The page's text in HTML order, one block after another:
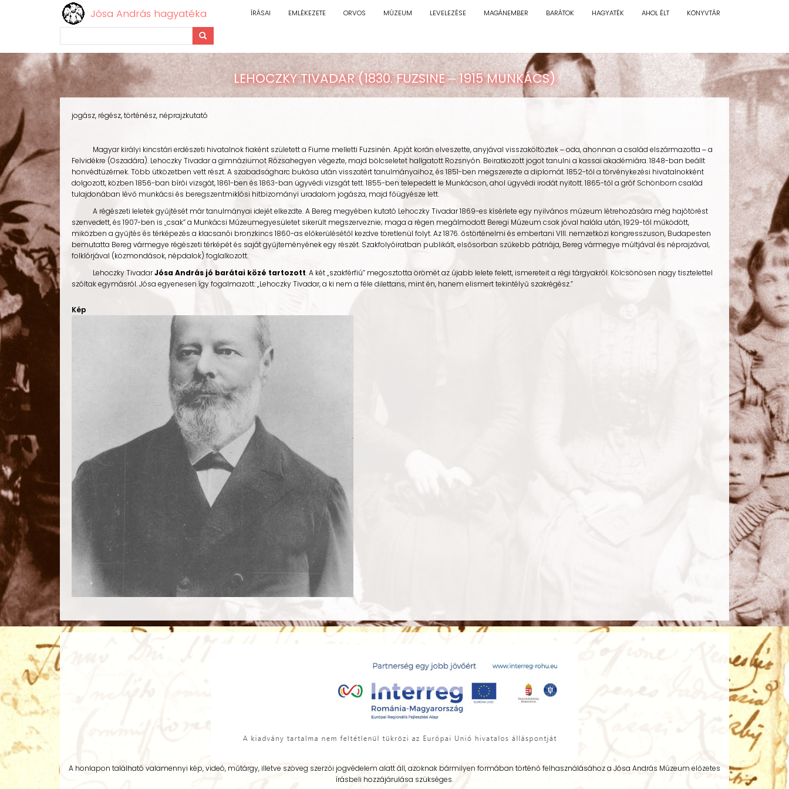
tartalomra
Jósa András hagyatéka ÍRÁSAI EMLÉKEZETE ORVOS MÚZEUM LEVELEZÉSE MAGÁNEMBER BARÁTOK HAGYATÉK AHOL ÉLT KÖNYVTÁR
LEHOCZKY TIVADAR (1830. FUZSINE ‒ 1915 MUNKÁCS)
jogász, régész, történész, néprajzkutató
Magyar királyi kincstári erdészeti hivatalnok fiaként született a Fiume melletti Fuzsinén. Apját korán elveszette, anyjával visszaköltöztek ‒ oda, ahonnan a család elszármazotta ‒ a
Felvidékre (Oszadára). Lehoczky Tivadar a gimnáziumot Rózsahegyen végezte, majd bölcseletet hallgatott Rozsnyón. Beiratkozott jogot tanulni a kassai akadémiára. 1848-ban beállt
honvédtüzérnek. Több ütközetben vett részt. A szabadságharc bukása után visszatért tanulmányaihoz, és 1851-ben megszerezte a diplomát. 1852-től a törvénykezési hivatalnokként
dolgozott, közben 1856-ban bírói vizsgát, 1861-ben és 1863-ban ügyvédi vizsgát tett. 1855-ben telepedett le Munkácson, ahol ügyvédi irodát nyitott. 1865-től a gróf Schönborn család
tulajdonában lévő munkácsi és beregszentmiklósi hitbizományi uradalom jogásza, majd főügyésze lett.
A régészeti leletek gyűjtését már tanulmányai idejét elkezdte. A Bereg megyében kutató Lehoczky Tivadar 1869-es kísérlete egy nyilvános múzeum létrehozására még hajótörést
szenvedett, és 1907-ben is „csak” a Munkácsi Múzeumegyesületet sikerült megszerveznie; maga a régen megálmodott Beregi Múzeum csak jóval halála után, 1929-től működött,
miközben a gyűjtés és térképezés a klacsanói bronzkincs 1860-as előkerülésétől kezdve töretlenül folyt. Az 1876. őstörténelmi és embertani VIII. nemzetközi kongresszuson, Budapesten
bemutatta Bereg vármegye régészeti térképét és saját gyűjteményének egy részét. Szakfolyóiratban publikált, elsősorban szűkebb pátriája, Bereg vármegye múltjával és néprajzával,
folklórjával (közmondások, népdalok) foglalkozott.
Lehoczky TivadarJósa András jó barátai közé tartozott. A két „szakférfiú” megosztotta örömét az újabb lelete felett, ismereteit a régi tárgyakról. Kölcsönösen nagy tisztelettel
szóltak egymásról. Jósa egyenesen így fogalmazott: „Lehoczky Tivadar, a ki nem a féle dilettans, mint én, hanem elismert tekintélyű szakrégész.”
Kép
A honlapon található valamennyi kép, videó, műtárgy, illetve szöveg szerzői jogvédelem alatt áll, azoknak bármilyen formában történő felhasználásához a Jósa András Múzeum előzetes
írásbeli hozzájárulása szükséges.